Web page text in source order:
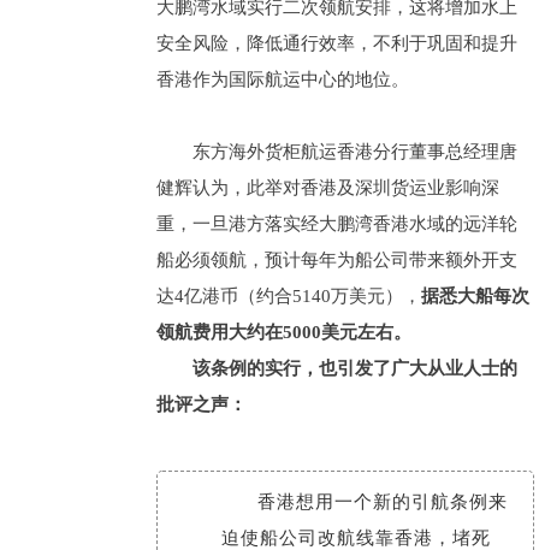
大鹏湾水域实行二次领航安排，这将增加水上
安全风险，降低通行效率，不利于巩固和提升
香港作为国际航运中心的地位。
东方海外货柜航运香港分行董事总经理唐
健辉认为，此举对香港及深圳货运业影响深
重，一旦港方落实经大鹏湾香港水域的远洋轮
船必须领航，预计每年为船公司带来额外开支
达4亿港币（约合5140万美元）
， 据悉大船每次
领航费用大约在5000美元左右。
该条例的实行，也引发了广大从业人士的
批评之声：
香港想用一个新的引航条例来
迫使船公司改航线靠香港，堵死